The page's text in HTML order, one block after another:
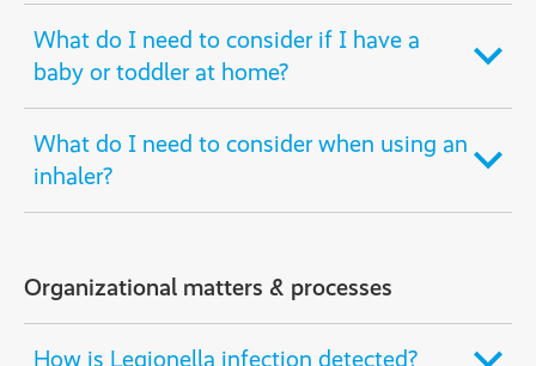
What do I need to consider if I have a
baby or toddler at home?
What do I need to consider when using an
inhaler?
Organizational matters & processes
How is Legionella infection detected?